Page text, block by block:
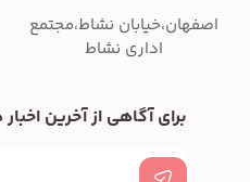
اصفهان،خیابان نشاط،مجتمع
اداری نشاط
برای آگاهی از آخرین